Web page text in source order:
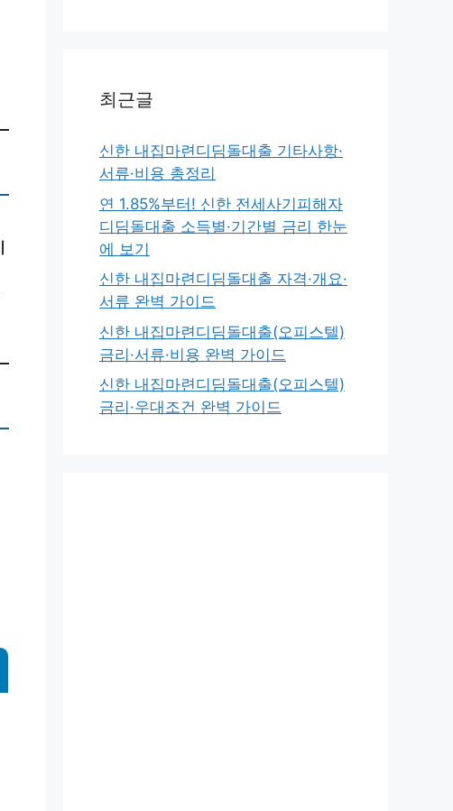
최근글
신한 내집마련디딤돌대출 기타사항·
서류·비용 총정리
연 1.85%부터! 신한 전세사기피해자
디딤돌대출 소득별·기간별 금리 한눈
에 보기
신한 내집마련디딤돌대출 자격·개요·
서류 완벽 가이드
신한 내집마련디딤돌대출(오피스텔)
금리·서류·비용 완벽 가이드
신한 내집마련디딤돌대출(오피스텔)
금리·우대조건 완벽 가이드